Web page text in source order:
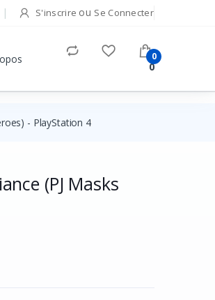
S'inscrire ou Se Connecter
0
0
- PlayStation 4
(PJ Masks